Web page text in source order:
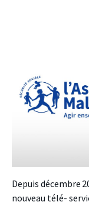
Depuis décembre
nouveau télé-